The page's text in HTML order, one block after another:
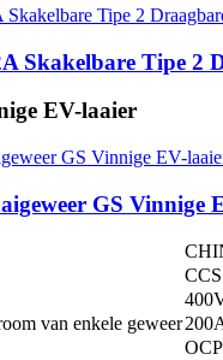
Skakelbare Tipe 2
EV-laaier
GS Vinnige
van enkele geweer